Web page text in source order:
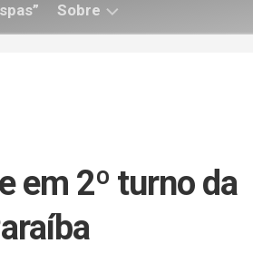
Sobre
em 2º turno da